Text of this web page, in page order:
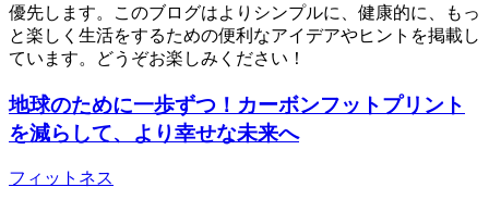
優先します。このブログはよりシンプルに、健康的に、もっ
と楽しく生活をするための便利なアイデアやヒントを掲載し
ています。どうぞお楽しみください！
地球のために一歩ずつ！カーボンフットプリント
を減らして、より幸せな未来へ
フィットネス